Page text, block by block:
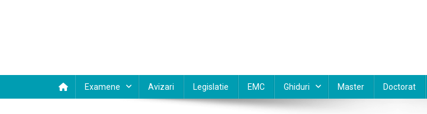
Examene Avizari Legislatie EMC Ghiduri Master Doctorat